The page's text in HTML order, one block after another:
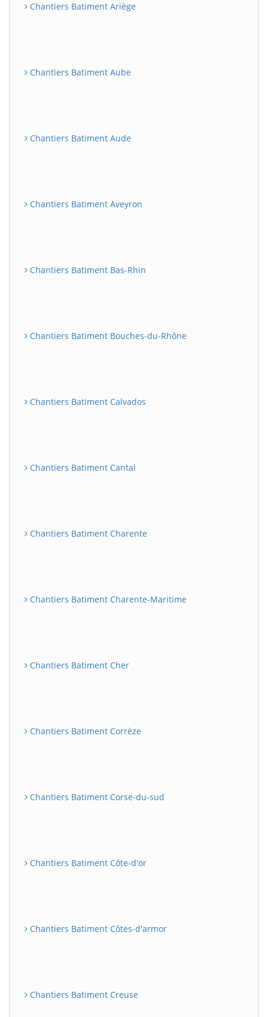
Chantiers Batiment Ariège
Chantiers Batiment Aube
Chantiers Batiment Aude
Chantiers Batiment Aveyron
Chantiers Batiment Bas-Rhin
Chantiers Batiment Bouches-du-Rhône
Chantiers Batiment Calvados
Chantiers Batiment Cantal
Chantiers Batiment Charente
Chantiers Batiment Charente-Maritime
Chantiers Batiment Cher
Chantiers Batiment Corrèze
Chantiers Batiment Corse-du-sud
Chantiers Batiment Côte-d'or
Chantiers Batiment Côtes-d'armor
Chantiers Batiment Creuse